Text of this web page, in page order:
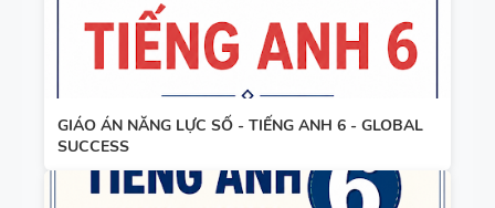
GIÁO ÁN NĂNG LỰC SỐ - TIẾNG ANH 6 - GLOBAL
SUCCESS